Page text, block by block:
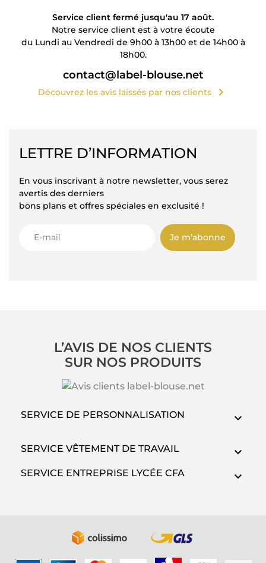
Service client fermé jusqu'au 17 août.
Notre service client est à votre écoute
du Lundi au Vendredi de 9h00 à 13h00 et de 14h00 à
18h00.
contact@label-blouse.net
Découvrez les avis laissés par nos clients chevron_right
LETTRE D’INFORMATION
En vous inscrivant à notre newsletter, vous serez
avertis des derniers
bons plans et offres spéciales en exclusité !
Je m’abonne
L’AVIS DE NOS CLIENTS
SUR NOS PRODUITS
SERVICE DE PERSONNALISATION
SERVICE VÊTEMENT DE TRAVAIL
SERVICE ENTREPRISE LYCÉE CFA